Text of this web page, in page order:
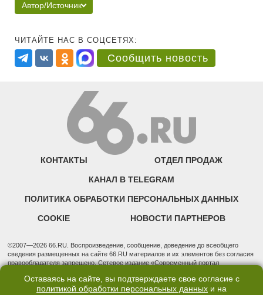
Автор/Источник
ЧИТАЙТЕ НАС В СОЦСЕТЯХ:
Сообщить новость
КОНТАКТЫ ОТДЕЛ ПРОДАЖ
КАНАЛ В TELEGRAM
ПОЛИТИКА ОБРАБОТКИ ПЕРСОНАЛЬНЫХ ДАННЫХ
COOKIE НОВОСТИ ПАРТНЕРОВ
©2007—2026 66.RU. Воспроизведение, сообщение, доведение до всеобщего
сведения размещенных на сайте 66.RU материалов и их элементов без согласия
правообладателя запрещено. Сетевое издание «Современный портал
надзору в сфере связи, информационных технологий и массовых коммуникаций
(Роскомнадзор). Регистрационный номер ЭЛ № ФС 77 - 76634 от 02.09.2019
Оставаясь на сайте, вы подтверждаете свое согласие с
политикой обработки персональных данных и на